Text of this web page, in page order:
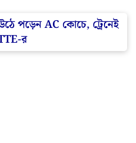
পড়েন AC কোচে, ট্রেনেই
TTE-র